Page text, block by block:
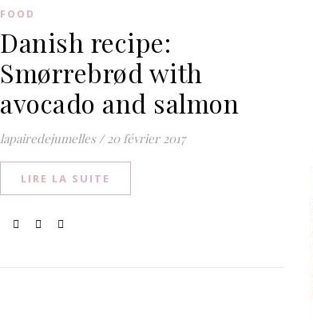
FOOD
Danish recipe:
Smørrebrød with
avocado and salmon
lapairedejumelles / 20 février 2017
LIRE LA SUITE